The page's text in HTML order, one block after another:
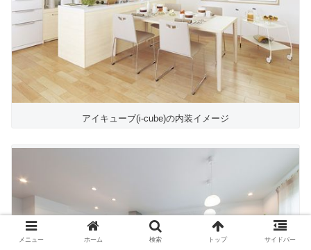
アイキューブ(i-cube)の内装イメージ
メニュー ホーム 検索 トップ サイドバー